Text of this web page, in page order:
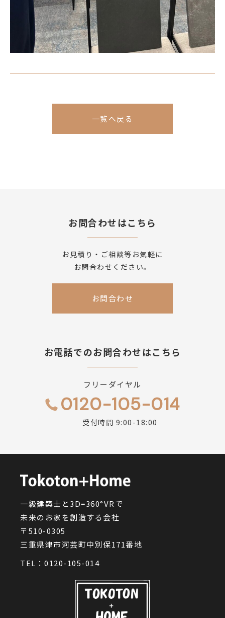
一覧へ戻る
お問合わせはこちら
お見積り・ご相談等お気軽に
お問合わせください。
お問合わせ
お電話でのお問合わせはこちら
フリーダイヤル
0120-105-014
受付時間 9:00-18:00
一級建築士と3D=360°VRで
未来のお家を創造する会社
〒510-0305
三重県津市河芸町中別保171番地
TEL： 0120-105-014